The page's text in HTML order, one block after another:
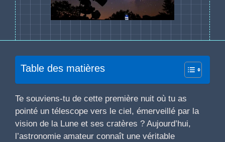
Table des matières
Te souviens-tu de cette première nuit où tu as
pointé un télescope vers le ciel, émerveillé par la
vision de la Lune et ses cratères ? Aujourd’hui,
l’astronomie amateur connaît une véritable